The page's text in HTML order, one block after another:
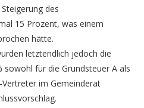
des
15 Prozent, was einem
hätte.
letztendlich jedoch die
sowohl für die Grundsteuer A als
im Gemeinderat